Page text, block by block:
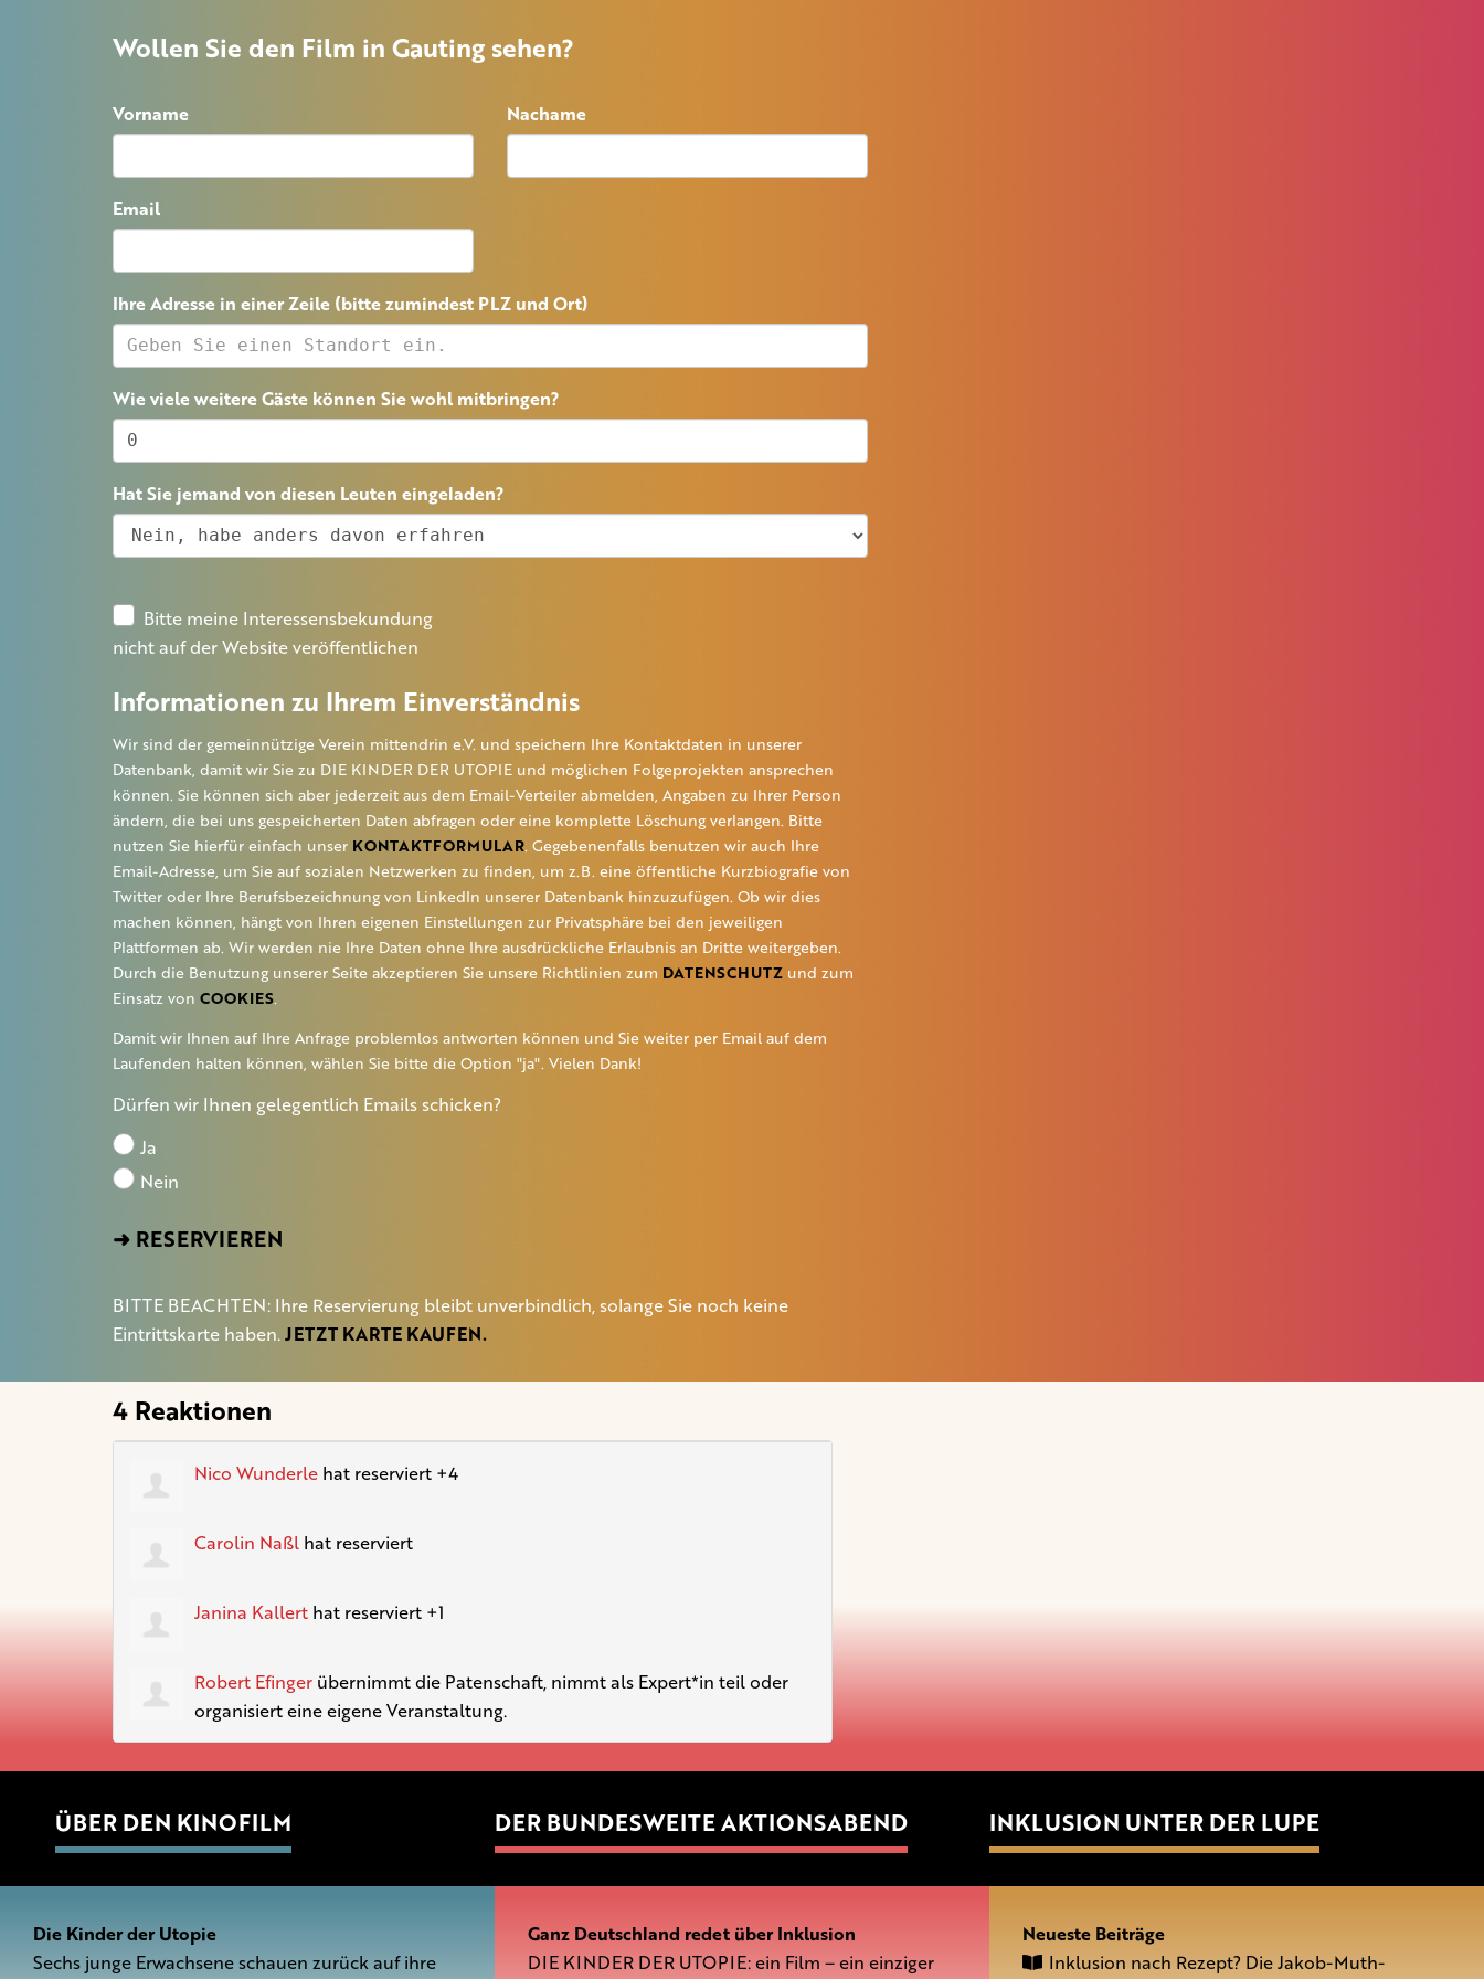
Wollen Sie den Film in Gauting sehen?
Vorname Nachame
Email
Ihre Adresse in einer Zeile (bitte zumindest PLZ und Ort)
Wie viele weitere Gäste können Sie wohl mitbringen?
Hat Sie jemand von diesen Leuten eingeladen?
Bitte meine Interessensbekundung
nicht auf der Website veröffentlichen
Informationen zu Ihrem Einverständnis
Wir sind der gemeinnützige Verein mittendrin e.V. und speichern Ihre Kontaktdaten in unserer
Datenbank, damit wir Sie zu DIE KINDER DER UTOPIE und möglichen Folgeprojekten ansprechen
können. Sie können sich aber jederzeit aus dem Email-Verteiler abmelden, Angaben zu Ihrer Person
ändern, die bei uns gespeicherten Daten abfragen oder eine komplette Löschung verlangen. Bitte
nutzen Sie hierfür einfach unser KONTAKTFORMULAR. Gegebenenfalls benutzen wir auch Ihre
Email-Adresse, um Sie auf sozialen Netzwerken zu finden, um z.B. eine öffentliche Kurzbiografie von
Twitter oder Ihre Berufsbezeichnung von LinkedIn unserer Datenbank hinzuzufügen. Ob wir dies
machen können, hängt von Ihren eigenen Einstellungen zur Privatsphäre bei den jeweiligen
Plattformen ab. Wir werden nie Ihre Daten ohne Ihre ausdrückliche Erlaubnis an Dritte weitergeben.
Durch die Benutzung unserer Seite akzeptieren Sie unsere Richtlinien zum DATENSCHUTZund zum
Einsatz von COOKIES.
Damit wir Ihnen auf Ihre Anfrage problemlos antworten können und Sie weiter per Email auf dem
Laufenden halten können, wählen Sie bitte die Option "ja". Vielen Dank!
Dürfen wir Ihnen gelegentlich Emails schicken?
Ja
Nein
BITTE BEACHTEN: Ihre Reservierung bleibt unverbindlich, solange Sie noch keine
Eintrittskarte haben.JETZT KARTE KAUFEN.
4 Reaktionen
Nico Wunderle hat reserviert +4
Carolin Naßl hat reserviert
Janina Kallert hat reserviert +1
Robert Efinger übernimmt die Patenschaft, nimmt als Expert*in teil oder
organisiert eine eigene Veranstaltung.
ÜBER DEN KINOFILM
Die Kinder der Utopie
Sechs junge Erwachsene schauen zurück auf ihre
DER BUNDESWEITE AKTIONSABEND
Ganz Deutschland redet über Inklusion
DIE KINDER DER UTOPIE: ein Film – ein einziger
INKLUSION UNTER DER LUPE
Neueste Beiträge
Inklusion nach Rezept? Die Jakob-Muth-